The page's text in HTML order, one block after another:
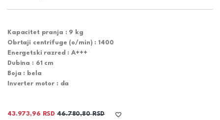
Kapacitet pranja : 9 kg
Obrtaji centrifuge (o/min) : 1400
Energetski razred :A+++
Dubina : 61 cm
Boja :
bela
Inverter motor : da
43.973,96 RSD 46.780,80RSD